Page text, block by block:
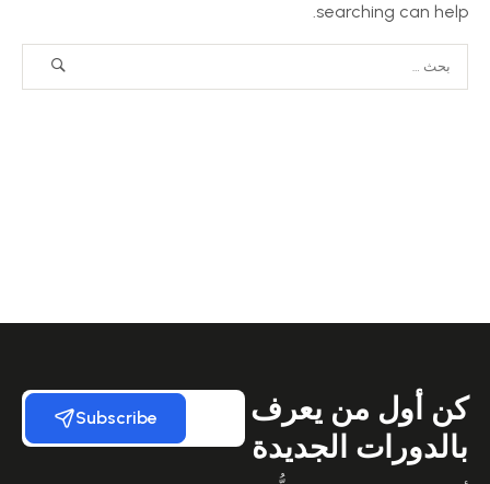
searching can help.
كن أول من يعرف
بالدورات الجديدة
Subscribe